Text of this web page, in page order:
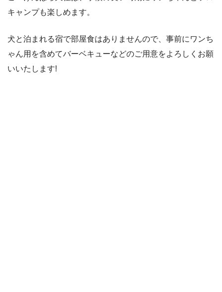
キャンプも楽しめます。
犬と泊まれる宿で部屋食はありませんので、事前にワンち
ゃん用を含めてバーベキューなどのご用意をよろしくお願
いいたします!